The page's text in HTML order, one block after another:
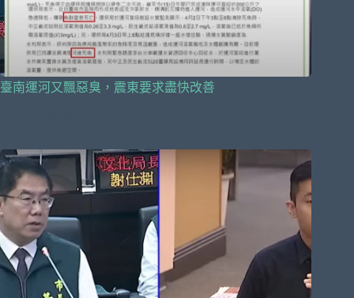
臺南運河又飄惡臭，震東要求盡快改善